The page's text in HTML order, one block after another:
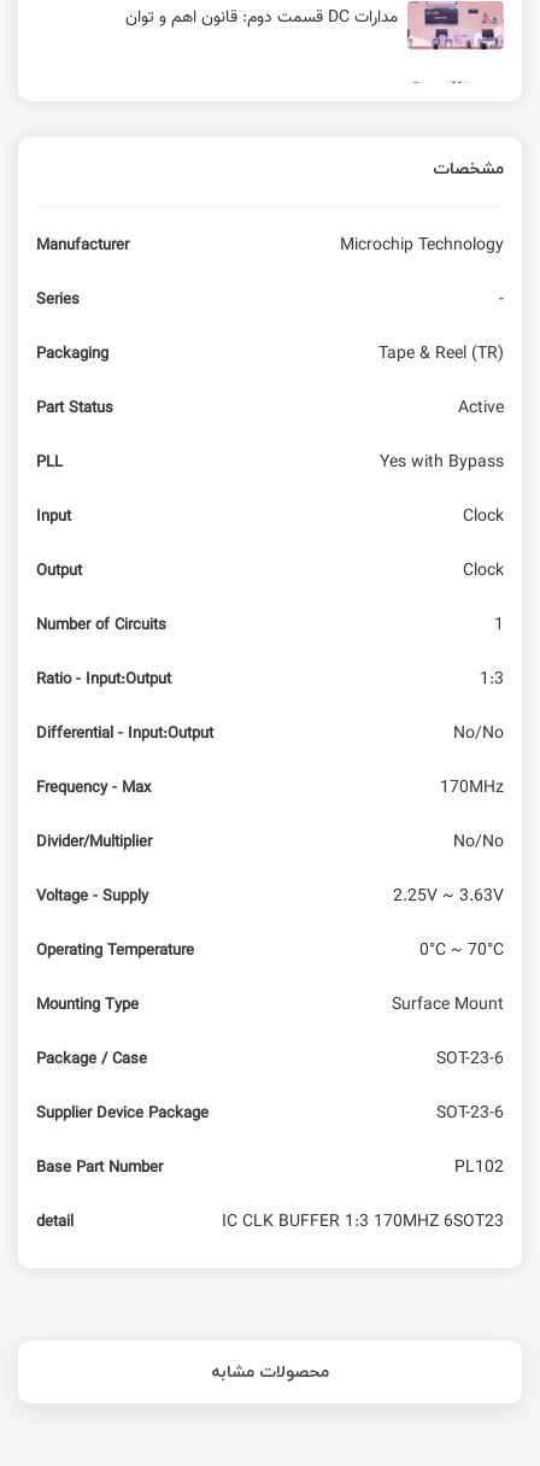
مدارات DC قسمت دوم: قانون اهم و توان
ساخت کنترل رله پیامکی با ماژول M66 کوییکتل
مشخصات
Manufacturer Microchip Technology
Series -
Packaging Tape & Reel (TR)
Part Status Active
PLL Yes with Bypass
Input Clock
Output Clock
Number of Circuits 1
Ratio - Input:Output 1:3
Differential - Input:Output No/No
Frequency - Max 170MHz
Divider/Multiplier No/No
Voltage - Supply 2.25V ~ 3.63V
Operating Temperature 0°C ~ 70°C
Mounting Type Surface Mount
Package / Case SOT-23-6
Supplier Device Package SOT-23-6
Base Part Number PL102
detail IC CLK BUFFER 1:3 170MHZ 6SOT23
محصولات مشابه